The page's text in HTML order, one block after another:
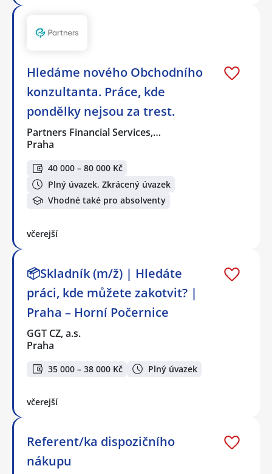
Hledáme nového Obchodního
konzultanta. Práce, kde
pondělky nejsou za trest.
Partners Financial Services,…
Praha
40 000 – 80 000 Kč
Plný úvazek, Zkrácený úvazek
Vhodné také pro absolventy
včerejší
📦Skladník (m/ž) | Hledáte
práci, kde můžete zakotvit? |
Praha – Horní Počernice
GGT CZ, a.s.
Praha
35 000 – 38 000 Kč Plný úvazek
včerejší
Referent/ka dispozičního
nákupu